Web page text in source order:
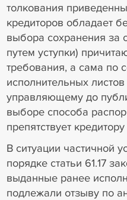
толкования
кредиторов обладает
выбора сохранения за
путем уступки)
требования, а сама по
исполнительных
управляющему до
выборе способа
препятствует
В ситуации частичной
порядке статьи 61.17
выданные ранее
подлежали отзыву по